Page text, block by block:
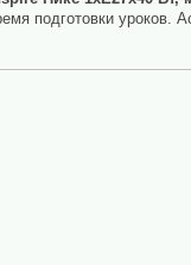
подготовки уроков.